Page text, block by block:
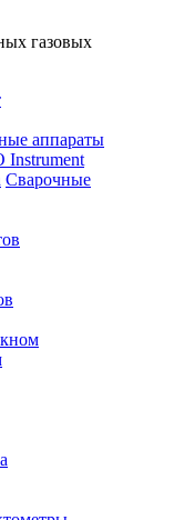
газовых
аппараты
Instrument
Cварочные